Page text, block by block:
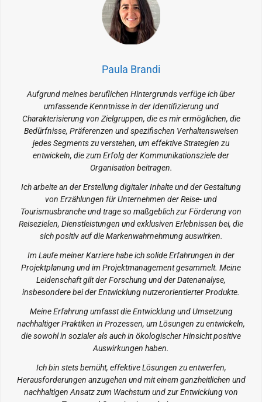
Paula Brandi
Aufgrund meines beruflichen Hintergrunds verfüge ich über
umfassende Kenntnisse in der Identifizierung und
Charakterisierung von Zielgruppen, die es mir ermöglichen, die
Bedürfnisse, Präferenzen und spezifischen Verhaltensweisen
jedes Segments zu verstehen, um effektive Strategien zu
entwickeln, die zum Erfolg der Kommunikationsziele der
Organisation beitragen.
Ich arbeite an der Erstellung digitaler Inhalte und der Gestaltung
von Erzählungen für Unternehmen der Reise- und
Tourismusbranche und trage so maßgeblich zur Förderung von
Reisezielen, Dienstleistungen und exklusiven Erlebnissen bei, die
sich positiv auf die Markenwahrnehmung auswirken.
Im Laufe meiner Karriere habe ich solide Erfahrungen in der
Projektplanung und im Projektmanagement gesammelt. Meine
Leidenschaft gilt der Forschung und der Datenanalyse,
insbesondere bei der Entwicklung nutzerorientierter Produkte.
Meine Erfahrung umfasst die Entwicklung und Umsetzung
nachhaltiger Praktiken in Prozessen, um Lösungen zu entwickeln,
die sowohl in sozialer als auch in ökologischer Hinsicht positive
Auswirkungen haben.
Ich bin stets bemüht, effektive Lösungen zu entwerfen,
Herausforderungen anzugehen und mit einem ganzheitlichen und
nachhaltigen Ansatz zum Wachstum und zur Entwicklung von